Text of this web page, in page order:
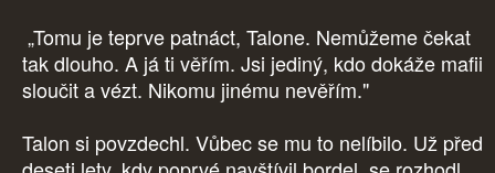
„Tomu je teprve patnáct, Talone. Nemůžeme čekat
tak dlouho. A já ti věřím. Jsi jediný, kdo dokáže mafii
sloučit a vézt. Nikomu jinému nevěřím."
Talon si povzdechl. Vůbec se mu to nelíbilo. Už před